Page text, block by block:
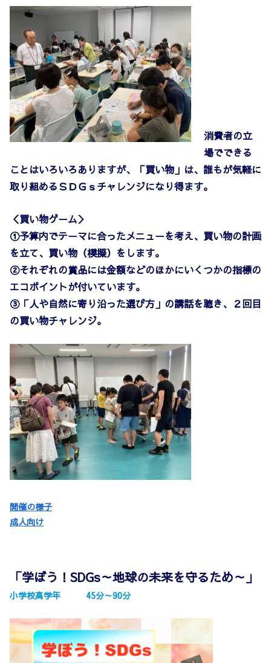
消費者の立
場でできる
ことはいろいろありますが、「買い物」は、誰もが気軽に
取り組めるＳＤＧｓチャレンジになり得ます。
＜買い物ゲーム＞
①予算内でテーマに合ったメニューを考え、買い物の計画
を立て、買い物（模擬）をします。
②それぞれの賞品には金額などのほかにいくつかの指標の
エコポイントが付いています。
③「人や自然に寄り沿った選び方」の講話を聴き、２回目
の買い物チャレンジ。
開催の様子
成人向け
「学ぼう！SDGs～地球の未来を守るため～」
小学校高学年 45分～90分